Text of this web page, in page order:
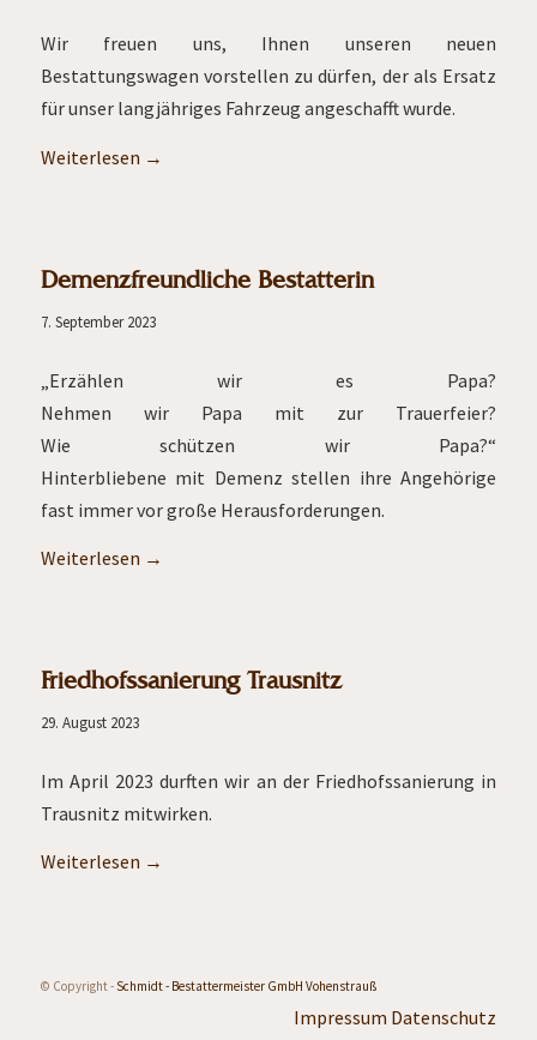
Wir freuen uns, Ihnen unseren neuen
Bestattungswagen vorstellen zu dürfen, der als Ersatz
für unser langjähriges Fahrzeug angeschafft wurde.
Weiterlesen →
Demenzfreundliche Bestatterin
7. September 2023
„Erzählen wir es Papa?
Nehmen wir Papa mit zur Trauerfeier?
Wie schützen wir Papa?“
Hinterbliebene mit Demenz stellen ihre Angehörige
fast immer vor große Herausforderungen.
Weiterlesen →
Friedhofssanierung Trausnitz
29. August 2023
Im April 2023 durften wir an der Friedhofssanierung in
Trausnitz mitwirken.
Weiterlesen →
© Copyright - Schmidt - Bestattermeister GmbH Vohenstrauß
Impressum Datenschutz